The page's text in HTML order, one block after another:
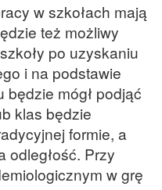
w szkołach mają
też możliwy
po uzyskaniu
i na podstawie
mógł podjąć
klas będzie
formie, a
odległość. Przy
w grę